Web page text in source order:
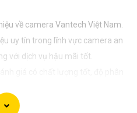
về camera Vantech Việt Nam.
uy tín trong lĩnh vực camera an
với dịch vụ hậu mãi tốt.
trong nhiều môi trường khác